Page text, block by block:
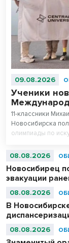
09.08.2026
Ученики
11-классники
Новосибирска
олимпиады по
абсолютными
08.08.2026
Новосибирец
эвакуации
08.08.2026
В
08.08.2026